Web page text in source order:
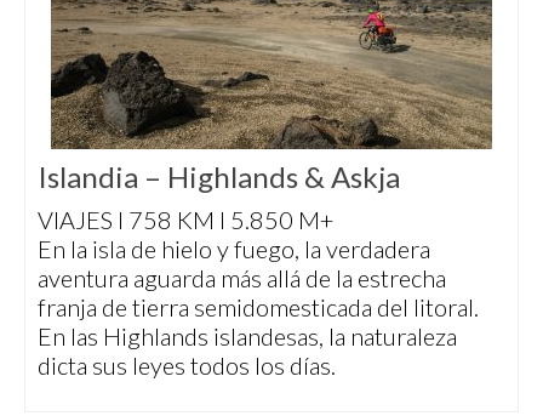
Islandia – Highlands & Askja
VIAJES I 758 KM I 5.850 M+
En la isla de hielo y fuego, la verdadera
aventura aguarda más allá de la estrecha
franja de tierra semidomesticada del litoral.
En las Highlands islandesas, la naturaleza
dicta sus leyes todos los días.